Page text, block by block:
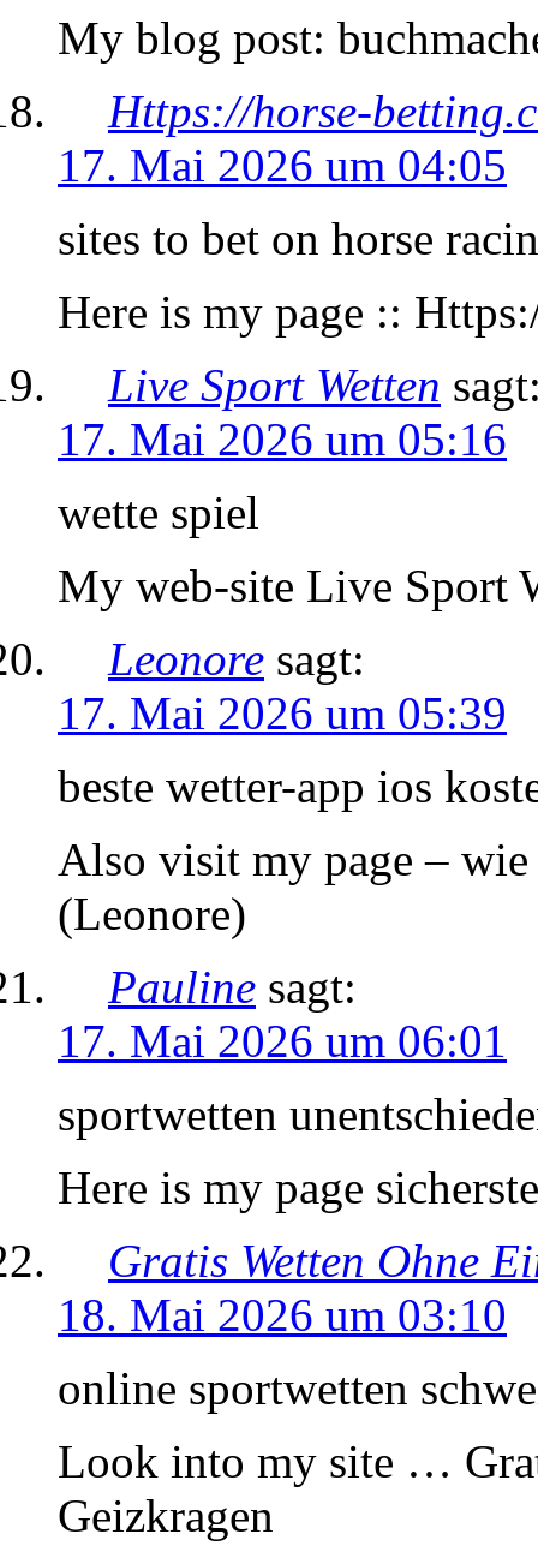
My blog post:
Https://horse-
17. Mai 2026 um 04:05
sites to bet on horse
Here is my page ::
Live Sport Wetten
17. Mai 2026 um 05:16
wette spiel
My web-site Live Sport
Leonore sagt:
17. Mai 2026 um 05:39
beste wetter-app ios
Also visit my page –
(Leonore)
Pauline sagt:
17. Mai 2026 um 06:01
sportwetten
Here is my page
Gratis Wetten Ohne
18. Mai 2026 um 03:10
online sportwetten
Look into my site …
Geizkragen